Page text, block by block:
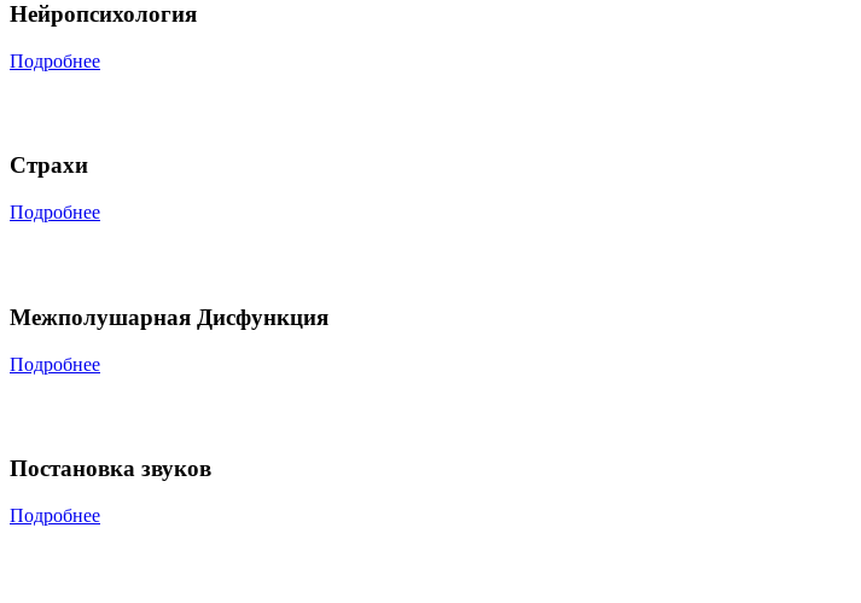
Нейропсихология
Подробнее
Страхи
Подробнее
Межполушарная Дисфункция
Подробнее
Постановка звуков
Подробнее